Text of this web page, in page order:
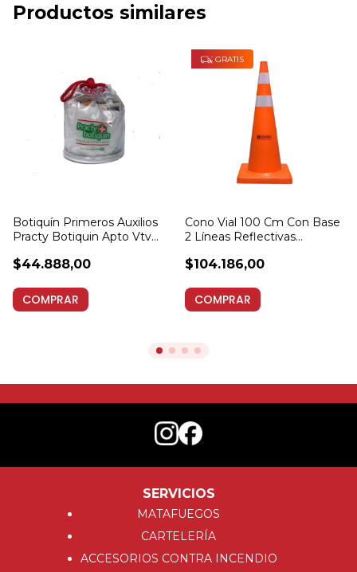
Productos similares
Botiquín Primeros Auxilios
Practy Botiquin Apto Vtv
$44.888,00
GRATIS
Cono Vial 100 Cm Con Base
2 Líneas Reflectivas
$104.186,00
COMPRAR
SERVICIOS
MATAFUEGOS
CARTELERÍA
ACCESORIOS CONTRA INCENDIO